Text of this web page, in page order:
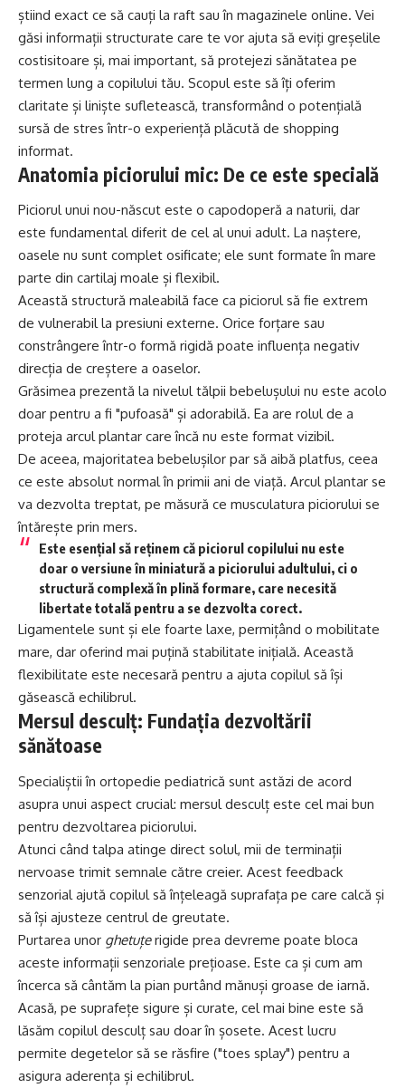
știind exact ce să cauți la raft sau în magazinele online. Vei
găsi informații structurate care te vor ajuta să eviți greșelile
costisitoare și, mai important, să protejezi sănătatea pe
termen lung a copilului tău. Scopul este să îți oferim
claritate și liniște sufletească, transformând o potențială
sursă de stres într-o experiență plăcută de shopping
informat.
Anatomia piciorului mic: De ce este specială
Piciorul unui nou-născut este o capodoperă a naturii, dar
este fundamental diferit de cel al unui adult. La naștere,
oasele nu sunt complet osificate; ele sunt formate în mare
parte din cartilaj moale și flexibil.
Această structură maleabilă face ca piciorul să fie extrem
de vulnerabil la presiuni externe. Orice forțare sau
constrângere într-o formă rigidă poate influența negativ
direcția de creștere a oaselor.
Grăsimea prezentă la nivelul tălpii bebelușului nu este acolo
doar pentru a fi "pufoasă" și adorabilă. Ea are rolul de a
proteja arcul plantar care încă nu este format vizibil.
De aceea, majoritatea bebelușilor par să aibă platfus, ceea
ce este absolut normal în primii ani de viață. Arcul plantar se
va dezvolta treptat, pe măsură ce musculatura piciorului se
întărește prin mers.
Este esențial să reținem că piciorul copilului nu este
doar o versiune în miniatură a piciorului adultului, ci o
structură complexă în plină formare, care necesită
libertate totală pentru a se dezvolta corect.
Ligamentele sunt și ele foarte laxe, permițând o mobilitate
mare, dar oferind mai puțină stabilitate inițială. Această
flexibilitate este necesară pentru a ajuta copilul să își
găsească echilibrul.
Mersul desculț: Fundația dezvoltării
sănătoase
Specialiștii în ortopedie pediatrică sunt astăzi de acord
asupra unui aspect crucial: mersul desculț este cel mai bun
pentru dezvoltarea piciorului.
Atunci când talpa atinge direct solul, mii de terminații
nervoase trimit semnale către creier. Acest feedback
senzorial ajută copilul să înțeleagă suprafața pe care calcă și
să își ajusteze centrul de greutate.
Purtarea unor ghetuțerigide prea devreme poate bloca
aceste informații senzoriale prețioase. Este ca și cum am
încerca să cântăm la pian purtând mănuși groase de iarnă.
Acasă, pe suprafețe sigure și curate, cel mai bine este să
lăsăm copilul desculț sau doar în șosete. Acest lucru
permite degetelor să se răsfire ("toes splay") pentru a
asigura aderența și echilibrul.